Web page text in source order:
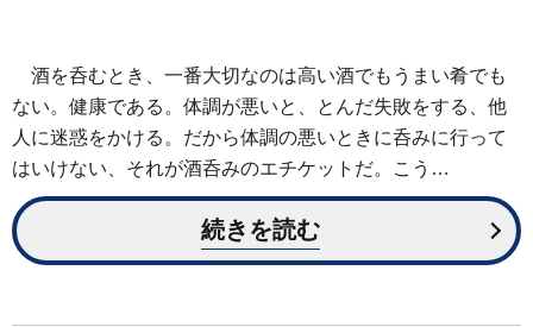
酒を呑むとき、一番大切なのは高い酒でもうまい肴でも
ない。健康である。体調が悪いと、とんだ失敗をする、他
人に迷惑をかける。だから体調の悪いときに呑みに行って
はいけない、それが酒呑みのエチケットだ。こう…
続きを読む